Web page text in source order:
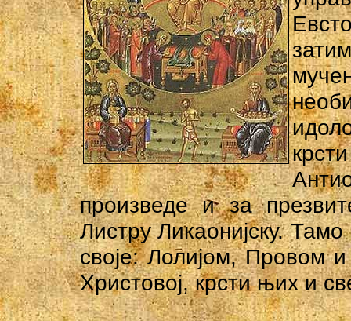
произведе и за
Листру Ликаонијску.
своје: Лолијом, Провом
Христовој, крсти њих и